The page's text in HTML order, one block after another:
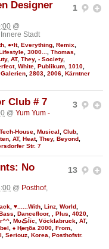
1
Designer
@
Innere Stadt
●•It, Everything Remix
3000... Thomas
, AT, They, - Society,
, White Publikum 1010
2803 2006 Kärntner
3
Club # 7
@ Yum Yum -
Tech-House Musical Club
AT, Heat, They, Beyond
Str. 7
13
No
@ Posthof,
, ♥......With, Linz, World,
, Dancefloor, , Plus, 4020,
, MυڪĪīc, Vöcklabruck, AT,
, ♦ Ңөηба 2000, From,
, Seriouz, Korea, Posthofstr.